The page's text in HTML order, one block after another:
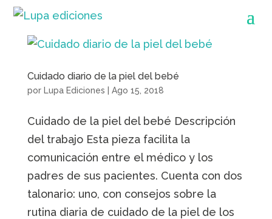
Cuidado diario de la piel del bebé
por Lupa Ediciones Ago 15, 2018
Cuidado de la piel del bebé Descripción
del trabajo Esta pieza facilita la
comunicación entre el médico y los
padres de sus pacientes. Cuenta con dos
talonario: uno, con consejos sobre la
rutina diaria de cuidado de la piel de los